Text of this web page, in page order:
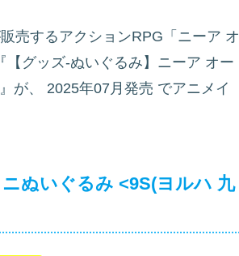
売するアクションRPG「ニーア オ
グッズ-ぬいぐるみ】ニーア オー
』が、 2025年07月発売 でアニメイ
ぬいぐるみ <9S(ヨルハ 九